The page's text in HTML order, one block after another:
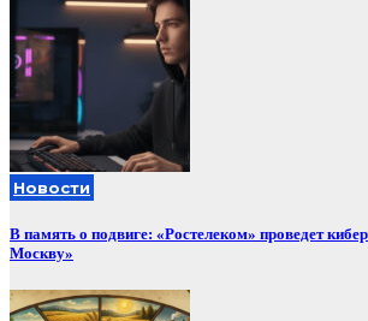
Новости
В память о подвиге: «Ростелеком» проведет
Москву»